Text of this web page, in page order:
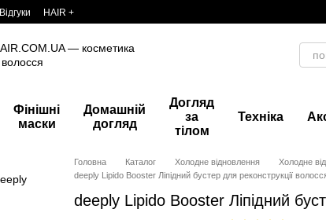
Відгуки HAIR +
Фінішні
маски
Домашній
догляд
Догляд
за
тілом
Техніка
Головна Каталог Холодне відновлення
Холодне
deeply Lipido Booster Ліпідний бустер для реконструкції
deeply Lipido Booster Ліпідний